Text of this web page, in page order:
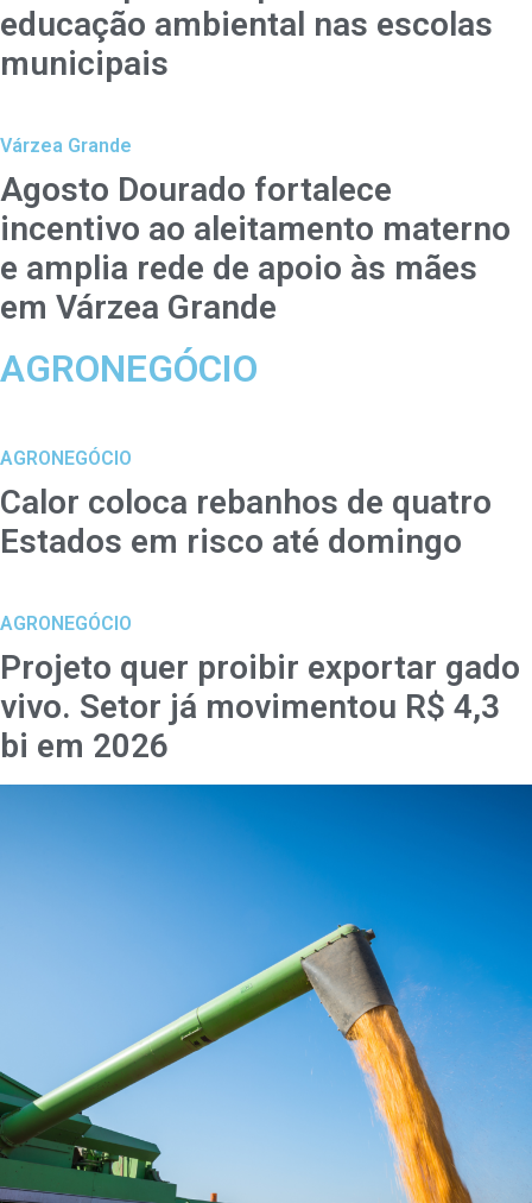
educação ambiental nas escolas
municipais
Várzea Grande
Agosto Dourado fortalece
incentivo ao aleitamento materno
e amplia rede de apoio às mães
em Várzea Grande
AGRONEGÓCIO
AGRONEGÓCIO
Calor coloca rebanhos de quatro
Estados em risco até domingo
AGRONEGÓCIO
Projeto quer proibir exportar gado
vivo. Setor já movimentou R$ 4,3
bi em 2026